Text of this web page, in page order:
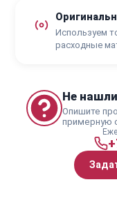
Используем
расходные
Не
Опишите
примерную